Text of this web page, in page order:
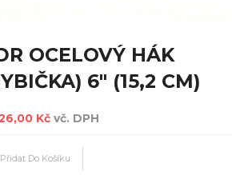
OCELOVÝ HÁK
6" (15,2 CM)
Kč vč. DPH